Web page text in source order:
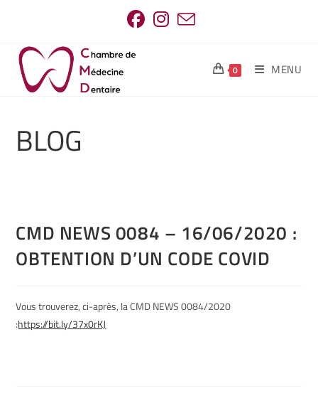
0 MENU
BLOG
CMD NEWS 0084 – 16/06/2020 :
OBTENTION D’UN CODE COVID
Vous trouverez, ci-après, la CMD NEWS 0084/2020
:https://bit.ly/37x0rKJ